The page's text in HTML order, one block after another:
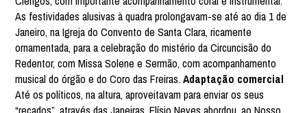
As festividades alusivas à quadra prolongavam-se até ao dia 1 de
Janeiro, na Igreja do Convento de Santa Clara, ricamente
ornamentada, para a celebração do mistério da Circuncisão do
Redentor, com Missa Solene e Sermão, com acompanhamento
musical do órgão e do Coro das Freiras.Adaptação comercial
Até os políticos, na altura, aproveitavam para enviar os seus